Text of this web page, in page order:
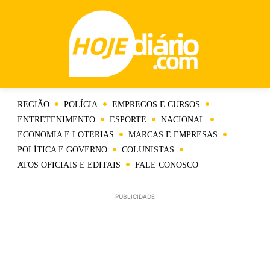
REGIÃO POLÍCIA
EMPREGOS E CURSOS
ENTRETENIMENTO
ESPORTE
NACIONAL
ECONOMIA E LOTERIAS
MARCAS E EMPRESAS
POLÍTICA E GOVERNO
COLUNISTAS
ATOS OFICIAIS E EDITAIS
FALE CONOSCO
PUBLICIDADE